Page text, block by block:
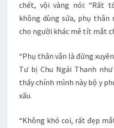
chết, vội vàng nói: “Rất
không dùng sửa, phụ thân
cho người khác mê tít mắt
“Phụ thân vẫn là đừng
Tư bị Chu Ngải Thanh
thấy chính mình này bộ y
xấu.
“Không khó coi, rất đẹp